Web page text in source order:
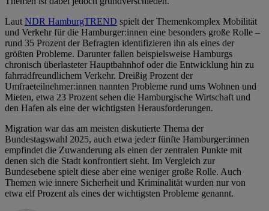
LautNDR HamburgTREND spielt der Themenkomplex Mobilität
und Verkehr für die Hamburger:innen eine besonders große Rolle –
rund 35 Prozent der Befragten identifizieren ihn als eines der
größten Probleme. Darunter fallen beispielsweise Hamburgs
chronisch überlasteter Hauptbahnhof oder die Entwicklung hin zu
fahrradfreundlichem Verkehr. Dreißig Prozent der
Umfraeteilnehmer:innen nannten Probleme rund ums Wohnen und
Mieten, etwa 23 Prozent sehen die Hamburgische Wirtschaft und
den Hafen als eine der wichtigsten Herausforderungen.
Migration war das am meisten diskutierte Thema der
Bundestagswahl 2025, auch etwa jede:r fünfte Hamburger:innen
empfindet die Zuwanderung als einen der zentralen Punkte mit
denen sich die Stadt konfrontiert sieht. Im Vergleich zur
Bundesebene spielt diese aber eine weniger große Rolle. Auch
Themen wie innere Sicherheit und Kriminalität wurden nur von
etwa elf Prozent als eines der wichtigsten Probleme genannt.